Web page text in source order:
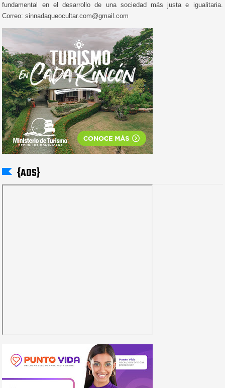
fundamental en el desarrollo de una sociedad más justa e igualitaria.
Correo: sinnadaqueocultar.com@gmail.com
{ADS}